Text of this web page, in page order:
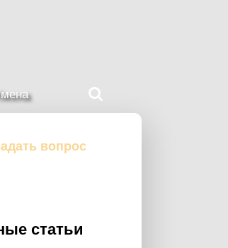
сайте
вопрос
статьи